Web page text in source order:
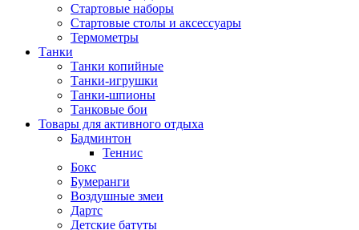
Стартовые наборы
Стартовые столы и аксессуары
Термометры
Танки
Танки копийные
Танки-игрушки
Танки-шпионы
Танковые бои
Товары для активного отдыха
Бадминтон
Теннис
Бокс
Бумеранги
Воздушные змеи
Дартс
Детские батуты